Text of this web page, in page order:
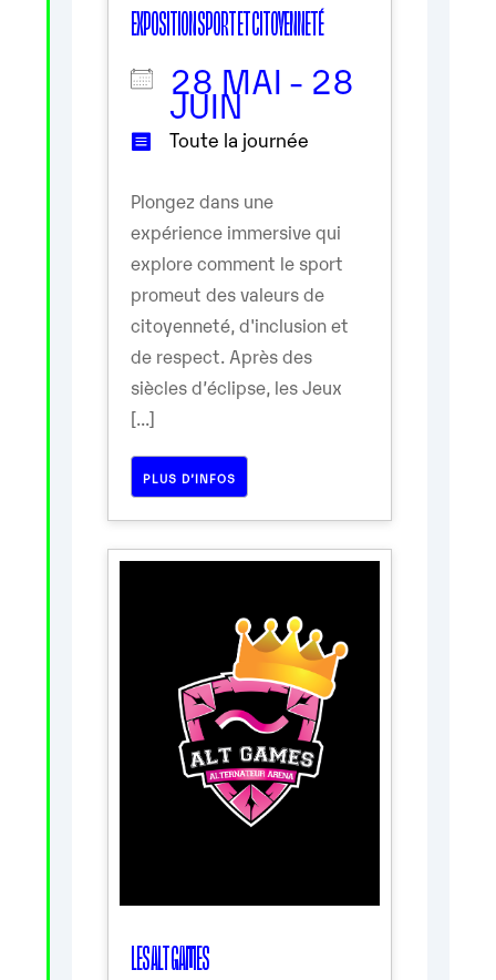
EXPOSITION SPORT ET CITOYENNETÉ
28 MAI - 28
JUIN
Toute la journée
Plongez dans une
expérience immersive qui
explore comment le sport
promeut des valeurs de
citoyenneté, d'inclusion et
de respect. Après des
siècles d’éclipse, les Jeux
[...]
PLUS D’INFOS
LES ALT GAMES